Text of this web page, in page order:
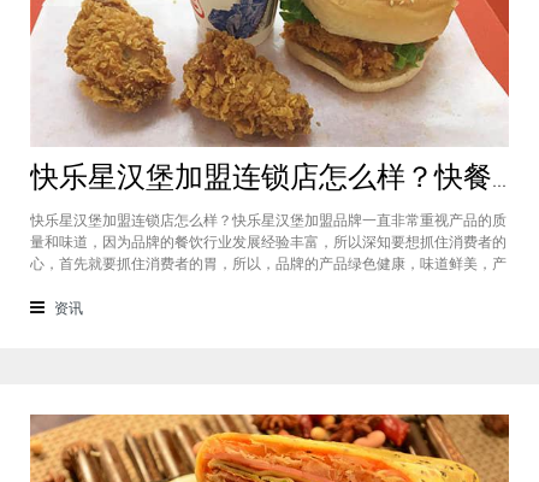
快乐星汉堡加盟连锁店怎么样？快餐店中产品口味如何？
快乐星汉堡加盟连锁店怎么样？快乐星汉堡加盟品牌一直非常重视产品的质
量和味道，因为品牌的餐饮行业发展经验丰富，所以深知要想抓住消费者的
心，首先就要抓住消费者的胃，所以，品牌的产品绿色健康，味道鲜美，产
错，下面就为大家仔细分析一下这个汉堡品牌加盟费多少钱？快乐星汉堡加
资讯